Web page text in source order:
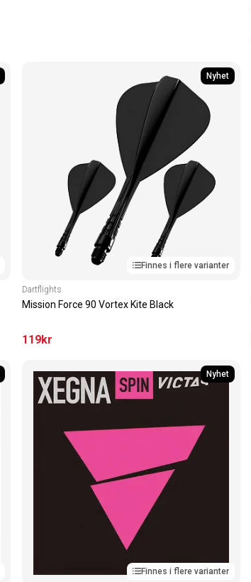
Nyhet
Finnes i flere varianter
Dartflights
Mission Force 90 Vortex Kite Black
119kr
Nyhet
Finnes i flere varianter